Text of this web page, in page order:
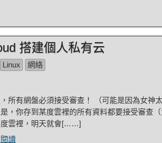
搭建個人私有云
Linux 網絡
所有網盤必須接受審查！ （可能是因為女神
，你存到某度雲裡的所有資料都要接受審查
度雲裡，明天就會[……]
讀